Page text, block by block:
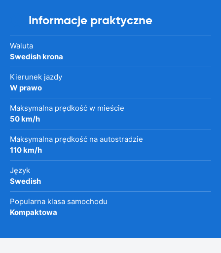
Informacje praktyczne
Waluta
Swedish krona
Kierunek jazdy
W prawo
Maksymalna prędkość w mieście
50 km/h
Maksymalna prędkość na autostradzie
110 km/h
Język
Swedish
Popularna klasa samochodu
Kompaktowa